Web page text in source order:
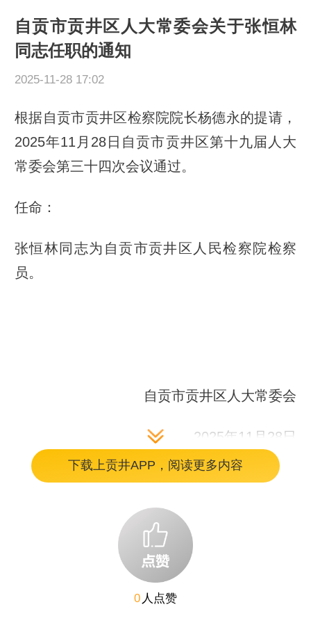
自贡市贡井区人大常委会关于张恒林
同志任职的通知
2025-11-28 17:02
根据自贡市贡井区检察院院长杨德永的提请，
2025年11月28日自贡市贡井区第十九届人大
常委会第三十四次会议通过。
任命：
张恒林同志为自贡市贡井区人民检察院检察
员。
自贡市贡井区人大常委会
2025年11月28日
下载上贡井APP，阅读更多内容
0 人点赞